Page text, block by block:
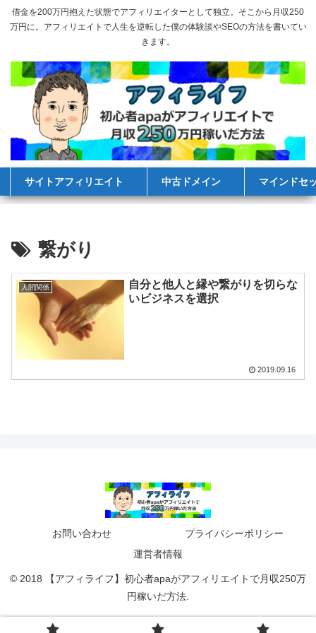
借金を200万円抱えた状態でアフィリエイターとして独立。そこから月収250
万円に。アフィリエイトで人生を逆転した僕の体験談やSEOの方法を書いてい
きます。
サイトアフィリエイト 中古ドメイン マインドセ
繋がり
人間関係
自分と他人と縁や繋がりを切らな
いビジネスを選択
2019.09.16
お問い合わせ
プライバシーポリシー
運営者情報
© 2018 【アフィライフ】初心者apaがアフィリエイトで月収250万
円稼いだ方法.